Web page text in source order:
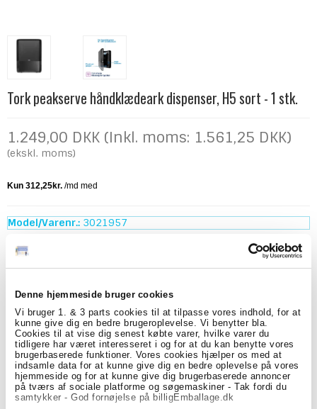
Denne hjemmeside bruger cookies
Vi bruger 1. & 3 parts cookies til at tilpasse vores indhold, for at
kunne give dig en bedre brugeroplevelse. Vi benytter bla.
Cookies til at vise dig senest købte varer, hvilke varer du
tidligere har været interesseret i og for at du kan benytte vores
brugerbaserede funktioner. Vores cookies hjælper os med at
indsamle data for at kunne give dig en bedre oplevelse på vores
hjemmeside og for at kunne give dig brugerbaserede annoncer
på tværs af sociale platforme og søgemaskiner - Tak fordi du
samtykker - God fornøjelse på billigEmballage.dk
Tork peakserve håndklædeark dispenser, H5 sort - 1 stk.
1.249,00 DKK (Inkl. moms: 1.561,25 DKK)
(ekskl. moms)
Model/Varenr.: 3021957
Lagerstatus:
Beskrivelse Specifikationer
Tork PeakServe Mini H5 dispenser er en stilren og
pladsbesparende løsning til moderne toiletmiljøer. Det
slanke design i sort gør dispenseren ideel til mindre
toiletter, hvor både funktionalitet og et flot udtryk er
vigtigt.